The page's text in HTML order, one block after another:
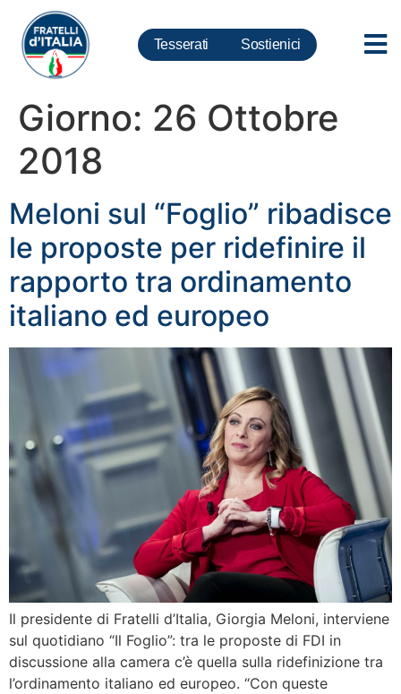
Tesserati Sostienici
Giorno: 26 Ottobre
2018
Meloni sul “Foglio” ribadisce
le proposte per ridefinire il
rapporto tra ordinamento
italiano ed europeo
Il presidente di Fratelli d’Italia, Giorgia Meloni, interviene
sul quotidiano “Il Foglio”: tra le proposte di FDI in
discussione alla camera c’è quella sulla ridefinizione tra
l’ordinamento italiano ed europeo. “Con queste